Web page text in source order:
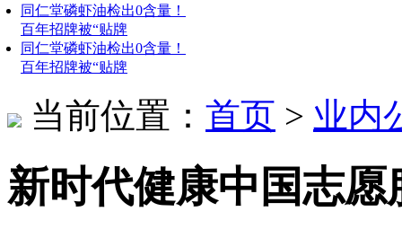
同仁堂磷虾油检出0含量！
百年招牌被“贴牌
同仁堂磷虾油检出0含量！
百年招牌被“贴牌
当前位置： 首页 > 业内
新时代健康中国志